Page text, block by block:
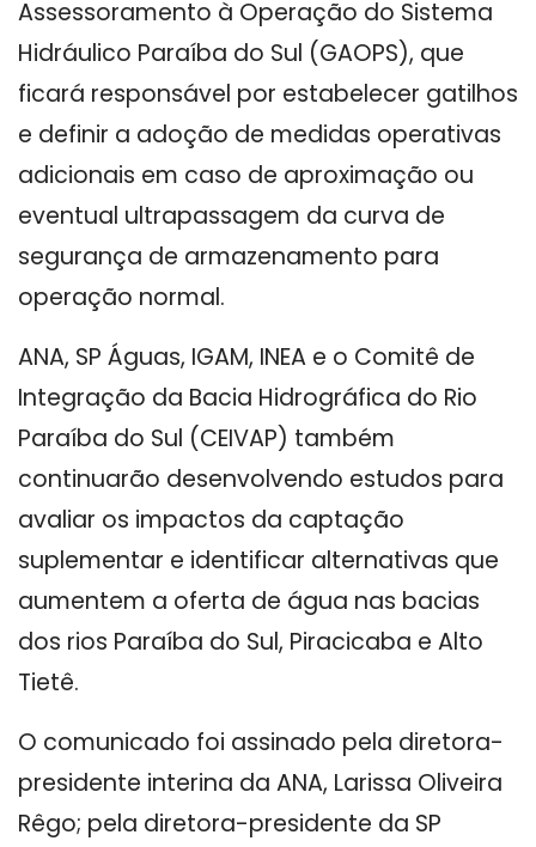
Assessoramento à Operação do Sistema
Hidráulico Paraíba do Sul (GAOPS), que
ficará responsável por estabelecer gatilhos
e definir a adoção de medidas operativas
adicionais em caso de aproximação ou
eventual ultrapassagem da curva de
segurança de armazenamento para
operação normal.
ANA, SP Águas, IGAM, INEA e o Comitê de
Integração da Bacia Hidrográfica do Rio
Paraíba do Sul (CEIVAP) também
continuarão desenvolvendo estudos para
avaliar os impactos da captação
suplementar e identificar alternativas que
aumentem a oferta de água nas bacias
dos rios Paraíba do Sul, Piracicaba e Alto
Tietê.
O comunicado foi assinado pela diretora-
presidente interina da ANA, Larissa Oliveira
Rêgo; pela diretora-presidente da SP